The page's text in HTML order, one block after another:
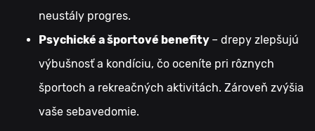
neustály progres.
Psychické a športové benefity – drepy zlepšujú
výbušnosť a kondíciu, čo oceníte pri rôznych
športoch a rekreačných aktivitách. Zároveň zvýšia
vaše sebavedomie.